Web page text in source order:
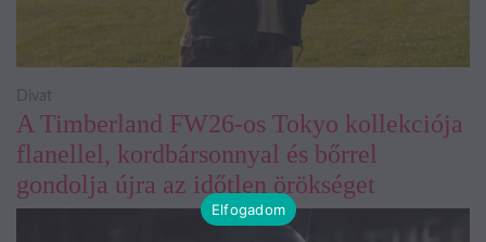
A Timberland FW26-os Tokyo kollekciója
flanellel, kordbársonnyal és bőrrel
gondolja újra az időtlen örökséget
Divat
Elfogadom